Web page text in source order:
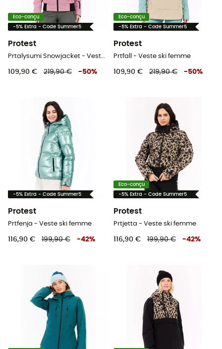
Eco-conçu
-5% Extra - Code Summer5
Protest
109,90 € 219,90 € -50%
Eco-conçu
-5% Extra - Code Summer5
Protest
Prtfall - Veste ski femme
109,90 € 219,90 € -50%
-5% Extra - Code Summer5
Protest
Prtfenja - Veste ski femme
116,90 € 199,90 € -42%
Eco-conçu
-5% Extra - Code Summer5
Protest
Prtjetta - Veste ski femme
116,90 € 199,90 € -42%